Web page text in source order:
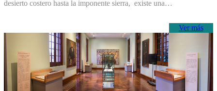
desierto costero hasta la imponente sierra, existe una…
Ver más